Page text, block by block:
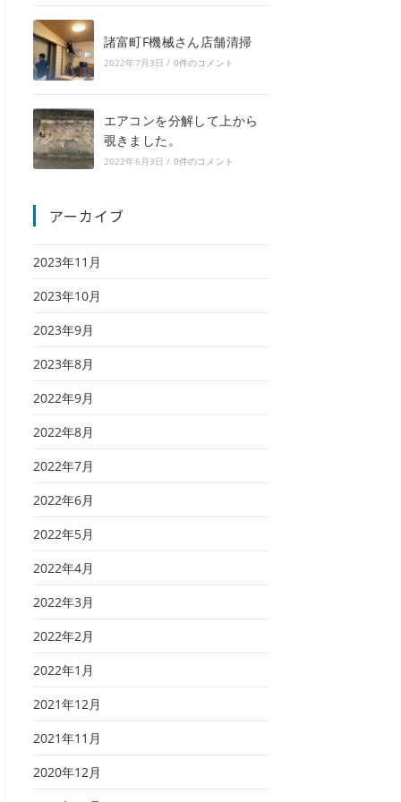
諸富町F機械さん店舗清掃
2022年7月3日 / 0件のコメント
エアコンを分解して上から
覗きました。
2022年6月3日 / 0件のコメント
アーカイブ
2023年11月
2023年10月
2023年9月
2023年8月
2022年9月
2022年8月
2022年7月
2022年6月
2022年5月
2022年4月
2022年3月
2022年2月
2022年1月
2021年12月
2021年11月
2020年12月